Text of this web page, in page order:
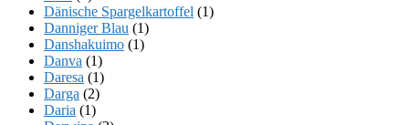
Dänische Spargelkartoffel (1)
Danniger Blau (1)
Danshakuimo (1)
Danva (1)
Daresa (1)
Darga (2)
Daria (1)